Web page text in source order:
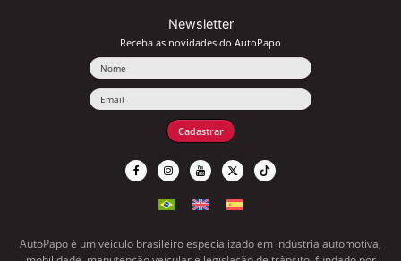
Newsletter
Receba as novidades do AutoPapo
Cadastrar
AutoPapo é um veículo brasileiro especializado em indústria automotiva,